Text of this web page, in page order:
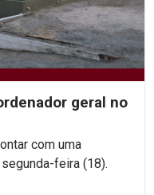
geral no
com uma
feira (18).